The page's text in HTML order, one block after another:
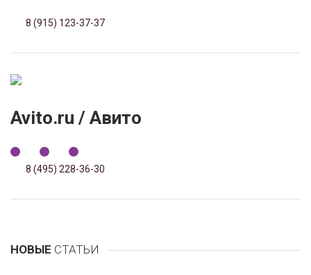
8 (915) 123-37-37
Avito.ru / Авито
8 (495) 228-36-30
НОВЫЕ СТАТЬИ